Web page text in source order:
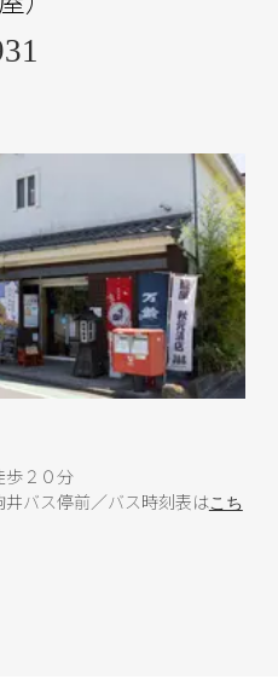
歩２０分
井バス停前／バス時刻表はこち